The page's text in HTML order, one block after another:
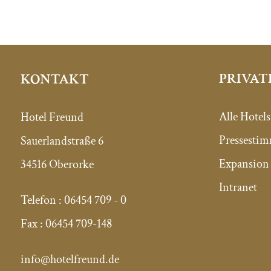
KONTAKT
Hotel Freund
Sauerlandstraße 6
34516 Oberorke
Telefon :06454 709 - 0
Fax :06454 709-148
info@hotelfreund.de
Alle
Intranet